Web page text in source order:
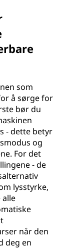
som
å sørge for
bør du
- dette betyr
og
For det
- de
lysstyrke,
alle
når den
deg en